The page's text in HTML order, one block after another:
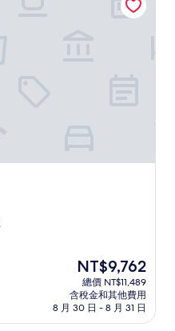
現
在
價
格
為
NT$9,762
總價 NT$11,489
含稅金和其他費用
8 月 30 日 - 8 月 31 日